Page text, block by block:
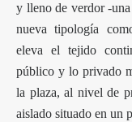
y lleno de verdor -
nueva tipología
eleva el tejido
público y lo privado
la plaza, al nivel de
aislado situado en un